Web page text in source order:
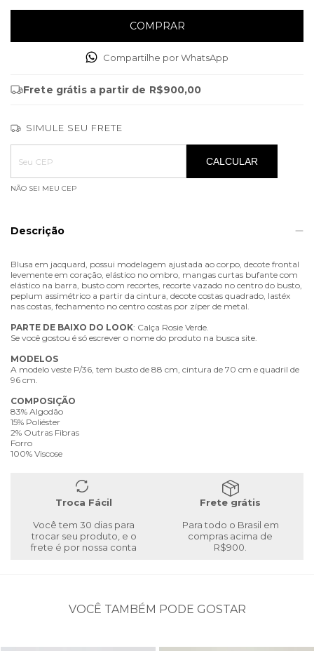
Compartilhe por WhatsApp
Frete grátis a partir de R$900,00
SIMULE SEU FRETE
Entregas para o CEP:
ALTERAR CEP
CALCULAR
NÃO SEI MEU CEP
Descrição
Blusa em jacquard, possui modelagem ajustada ao corpo, decote frontal
levemente em coração, elástico no ombro, mangas curtas bufante com
elástico na barra, busto com recortes, recorte vazado no centro do busto,
peplum assimétrico a partir da cintura, decote costas quadrado, lastéx
nas costas, fechamento no centro costas por zíper de metal.
PARTE DE BAIXO DO LOOK: Calça Rosie Verde.
Se você gostou é só escrever o nome do produto na busca site.
MODELOS
A modelo veste P/36, tem busto de 88 cm, cintura de 70 cm e quadril de
96 cm.
COMPOSIÇÃO
83% Algodão
15% Poliéster
2% Outras Fibras
Forro
100% Viscose
Troca Fácil
Você tem 30 dias para
trocar seu produto, e o
frete é por nossa conta
Frete grátis
Para todo o Brasil em
compras acima de
R$900.
VOCÊ TAMBÉM PODE GOSTAR